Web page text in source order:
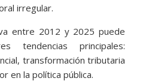
irregular.
entre 2012 y 2025 puede
tendencias principales:
transformación tributaria
en la política pública.